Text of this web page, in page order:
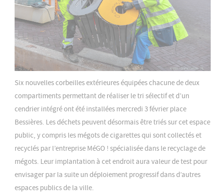
Six nouvelles corbeilles extérieures équipées chacune de deux
compartiments permettant de réaliser le tri sélectif et d’un
cendrier intégré ont été installées mercredi 3 février place
Bessières. Les déchets peuvent désormais être triés sur cet espace
public, y compris les mégots de cigarettes qui sont collectés et
recyclés par l’entreprise MéGO ! spécialisée dans le recyclage de
mégots. Leur implantation à cet endroit aura valeur de test pour
envisager par la suite un déploiement progressif dans d’autres
espaces publics de la ville.